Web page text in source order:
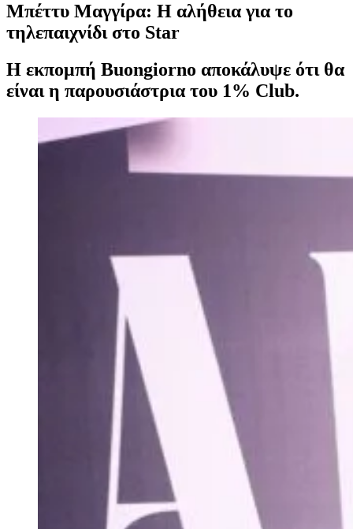
Μπέττυ Μαγγίρα: Η αλήθεια για το
τηλεπαιχνίδι στο Star
Η εκπομπή Buongiorno αποκάλυψε ότι θα
είναι η παρουσιάστρια του 1% Club.